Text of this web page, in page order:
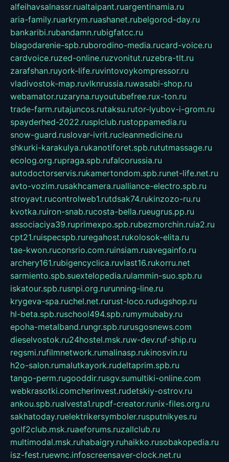
alfeihavsalnassr.rualtaipant.ruargentinamia.ru
aria-family.ruarkrym.ruashanet.rubelgorod-day.ru
bankaribi.rubandamn.rubigfatcc.ru
blagodarenie-spb.ruborodino-media.rucard-voice.ru
cardvoice.ruzed-online.ruzvonitut.ruzebra-tlt.ru
zarafshan.ruyork-life.ruvintovoykompressor.ru
vladivostok-map.ruvlknrussia.ruwasabi-shop.ru
webamator.ruzaryna.ruyoutubefree.rux-ton.ru
trade-farm.rutajuncos.rutaksu.rutor-lyubov-i-grom.ru
spayderhed-2022.rusplclub.rustoppamedia.ru
snow-guard.ruslovar-ivrit.rucleanmedicine.ru
shkurki-karakulya.rukanotiforet.spb.rututmassage.ru
ecolog.org.rupraga.spb.rufalcorussia.ru
autodoctorservis.rukamertondom.spb.runet-life.net.ru
avto-vozim.rusakhcamera.rualliance-electro.spb.ru
stroyavt.rucontrolweb1.rutdsak74.rukinzozo-ru.ru
kvotka.ruiron-snab.rucosta-bella.rueugrus.pp.ru
associaciya39.ruprimexpo.spb.rubezmorchin.ruia2.ru
cpt21.ruispecspb.ruregahost.rukolosok-elita.ru
tae-kwon.ruconsrio.com.ruinsiam.ruavegainfo.ru
archery161.rubigencyclica.ruvlast16.rukorru.net
sarmiento.spb.suextelopedia.rulammin-suo.spb.ru
iskatour.spb.rusnpi.org.rurunning-line.ru
krygeva-spa.ruchel.net.rurust-loco.rudugshop.ru
hl-beta.spb.ruschool494.spb.rumymubaby.ru
epoha-metalband.rungr.spb.rurusgosnews.com
dieselvostok.ru24hostel.msk.ruw-dev.ruf-ship.ru
regsmi.rufilmnetwork.rumalinasp.rukinosvin.ru
h2o-salon.rumalutkayork.rudeltaprim.spb.ru
tango-perm.rugooddir.rusgv.sumultiki-online.com
webkrasotki.comcherinvest.rudetskiy-ostrov.ru
ankou.spb.rualvesta1.rupdf-creator.runix-files.org.ru
sakhatoday.ruelektrikersymboler.rusputnikyes.ru
golf2club.msk.ruaeforums.ruzallclub.ru
multimodal.msk.ruhabaigry.ruhaikko.rusobakopedia.ru
isz-fest.ruewnc.infoscreensaver-clock.net.ru